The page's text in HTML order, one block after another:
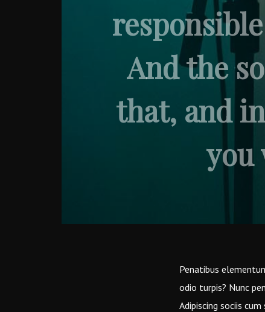
And the
that, and
you
Penatibus
odio turpis? Nunc
Adipiscing sociis